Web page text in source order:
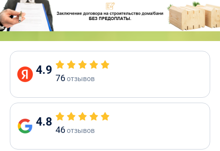
4.9
76отзывов
4.8
46отзывов